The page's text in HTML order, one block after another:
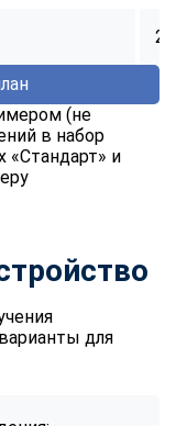
(не
в набор
«Стандарт» и
для